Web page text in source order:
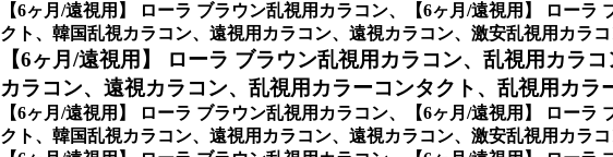
【6ヶ月/遠視用】 ローラ ブラウン乱視用カラコン、
【6ヶ月/遠視用】 ロー
クト、韓国乱視カラコン、遠視用カラコン、遠視カラコン、激安乱視用カラ
【6ヶ月/遠視用】 ローラ ブラウン乱視用カラコン、 乱視用カラ
カラコン、遠視カラコン、乱視用カラーコンタクト、乱視用カ
【6ヶ月/遠視用】 ローラ ブラウン乱視用カラコン、
【6ヶ月/遠視用】 ロー
クト、韓国乱視カラコン、遠視用カラコン、遠視カラコン、激安乱視用カラ